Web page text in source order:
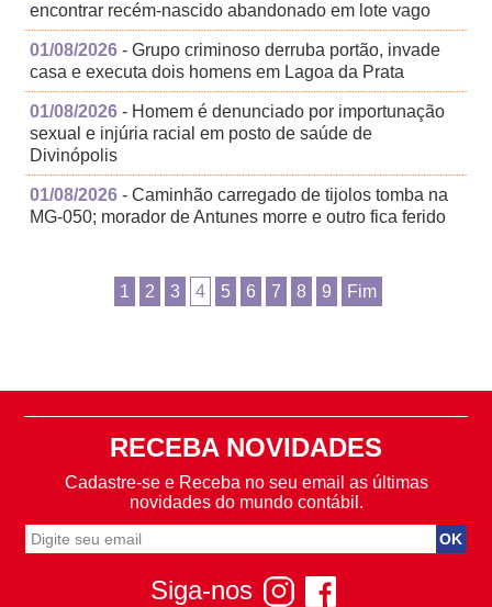
encontrar recém-nascido abandonado em lote vago
01/08/2026 - Grupo criminoso derruba portão, invade
casa e executa dois homens em Lagoa da Prata
01/08/2026 - Homem é denunciado por importunação
sexual e injúria racial em posto de saúde de
Divinópolis
01/08/2026 - Caminhão carregado de tijolos tomba na
MG-050; morador de Antunes morre e outro fica ferido
1 2 3 4 5 6 7 8 9 Fim
RECEBA NOVIDADES
Cadastre-se e Receba no seu email as últimas
novidades do mundo contábil.
Siga-nos